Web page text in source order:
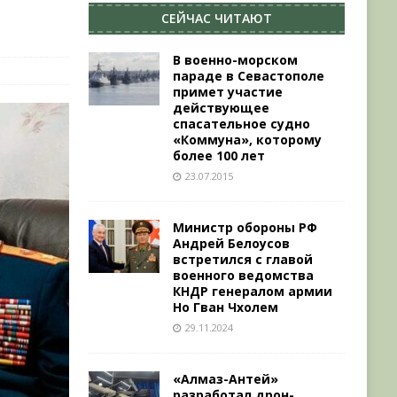
СЕЙЧАС ЧИТАЮТ
В военно-морском
параде в Севастополе
примет участие
действующее
спасательное судно
«Коммуна», которому
более 100 лет
23.07.2015
Министр обороны РФ
Андрей Белоусов
встретился с главой
военного ведомства
КНДР генералом армии
Но Гван Чхолем
29.11.2024
«Алмаз-Антей»